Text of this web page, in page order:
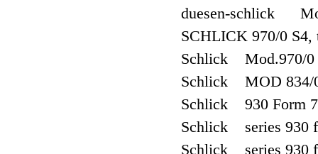
duesen-schlick
SCHLICK 970/0 S4,
Schlick Mod.970/0
Schlick MOD 834/
Schlick 930 Form
Schlick series 930
Schlick series 930